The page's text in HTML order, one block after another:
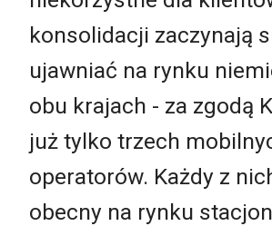
konsolidacji zaczynają
ujawniać na rynku
obu krajach - za zgodą
już tylko trzech
operatorów. Każdy z
obecny na rynku